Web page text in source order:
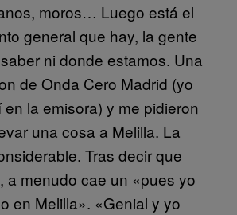
moros… Luego está el
general que hay, la gente
ni donde estamos. Una
de Onda Cero Madrid (yo
la emisora) y me pidieron
una cosa a Melilla. La
Tras decir que
a menudo cae un «pues yo
en Melilla». «Genial y yo